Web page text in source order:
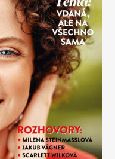
Marianne Bydlení